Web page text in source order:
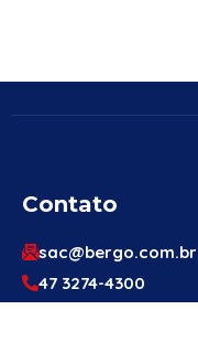
Contato
sac@bergo.com.br
47 3274-4300